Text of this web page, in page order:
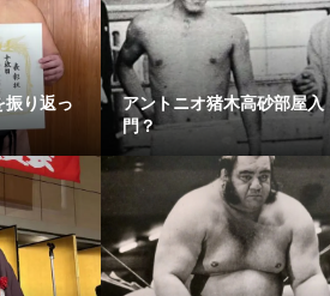
り返っ
アントニオ猪木高砂部屋入
門？